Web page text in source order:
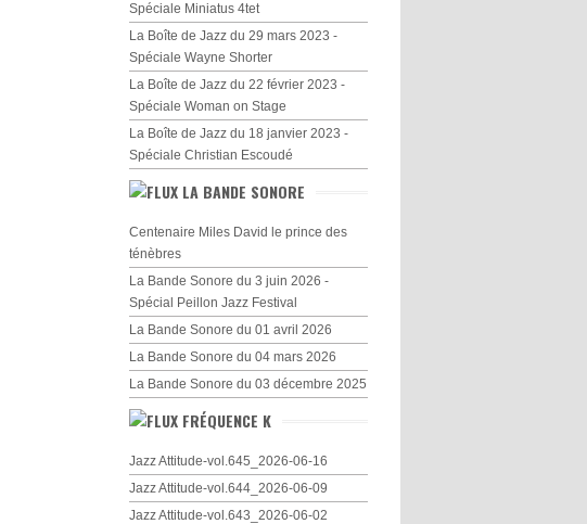
Spéciale Miniatus 4tet
La Boîte de Jazz du 29 mars 2023 -
Spéciale Wayne Shorter
La Boîte de Jazz du 22 février 2023 -
Spéciale Woman on Stage
La Boîte de Jazz du 18 janvier 2023 -
Spéciale Christian Escoudé
LA BANDE SONORE
Centenaire Miles David le prince des
ténèbres
La Bande Sonore du 3 juin 2026 -
Spécial Peillon Jazz Festival
La Bande Sonore du 01 avril 2026
La Bande Sonore du 04 mars 2026
La Bande Sonore du 03 décembre 2025
FRÉQUENCE K
Jazz Attitude-vol.645_2026-06-16
Jazz Attitude-vol.644_2026-06-09
Jazz Attitude-vol.643_2026-06-02